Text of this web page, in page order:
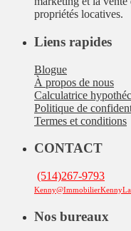
propriétés locatives.
Liens rapides
Blogue
À propos de nous
Calculatrice
Politique de
Termes et conditions
CONTACT
(514)267-9793
Nos bureaux